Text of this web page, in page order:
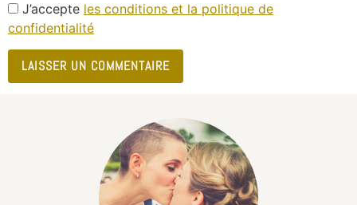
J’accepte les conditions et la politique de
confidentialité